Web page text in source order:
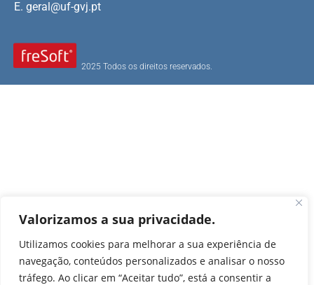
Valorizamos a sua privacidade.
Utilizamos cookies para melhorar a sua experiência de
navegação, conteúdos personalizados e analisar o nosso
tráfego. Ao clicar em “Aceitar tudo”, está a consentir a
2025 Todos os direitos reservados.
E. geral@uf-gvj.pt